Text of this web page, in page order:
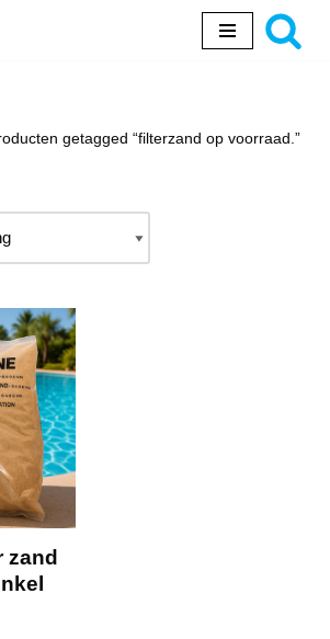
getagged “filterzand op voorraad.”
zand